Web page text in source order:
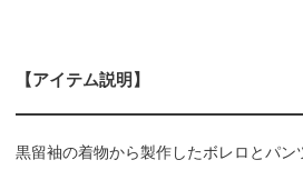
【アイテム説明】
黒留袖の着物から製作したボレロとパン